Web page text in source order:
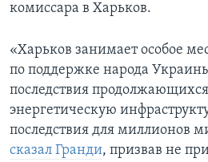
комиссара в Харьков.
«Харьков занимает особое
по поддержке народа
последствия
энергетическую
последствия для миллионов
сказал Гранди, призвав не